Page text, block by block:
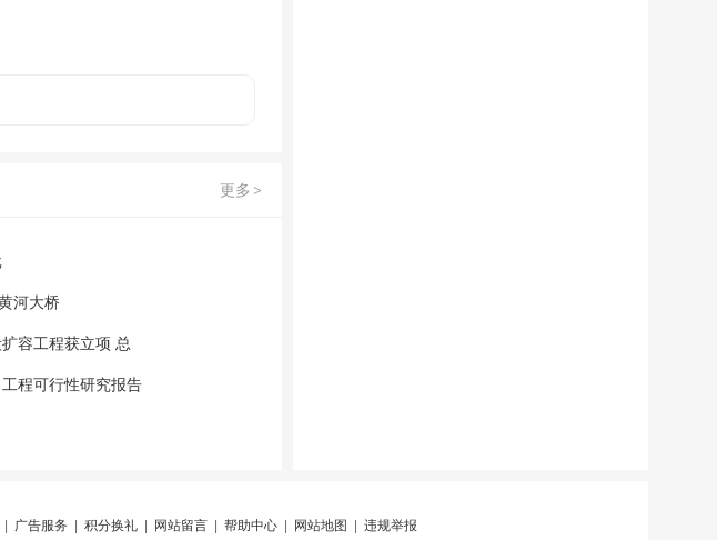
更多 >
河大桥
容工程获立项 总
程可行性研究报告
广告服务 积分换礼 网站留言 帮助中心 网站地图 违规举报